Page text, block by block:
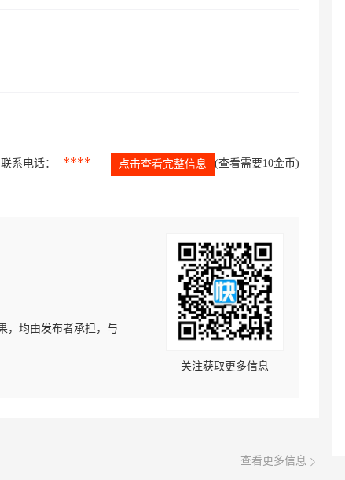
联系电话： **** 点击查看完整信息 (查看需要10金币)
，均由发布者承担，与
关注获取更多信息
查看更多信息